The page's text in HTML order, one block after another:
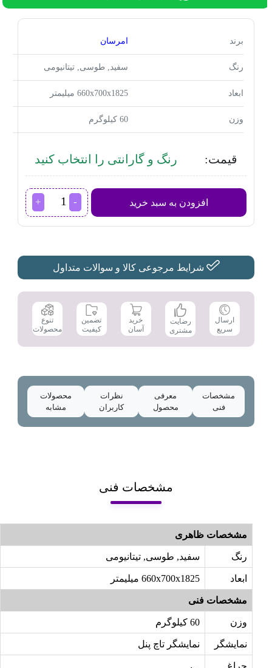
برند امرسان
رنگ سفید, طوسی, تیتانیومی
ابعاد 660x700x1825 میلیمتر
وزن 60 کیلوگرم
قیمت: رنگ و گارانتی را انتخاب کنید
افزودن به سبد خرید
یخچال
TFN18D
عدد
شرایط مرجوعی کالا و سوالات متداول
ارسال
سریع
رضایت
مشتری
خرید
آسان
تضمین
کیفیت
تنوع
محصولات
مشخصات
فنی
معرفی
محصول
نظرات
کاربران
محصولات
مشابه
مشخصات فنی
مشخصات ظاهری
رنگ سفید, طوسی, تیتانیومی
ابعاد 660x700x1825 میلیمتر
مشخصات فنی
وزن 60 کیلوگرم
نمایشگر نمايشگر تاچ پنل
چراغ